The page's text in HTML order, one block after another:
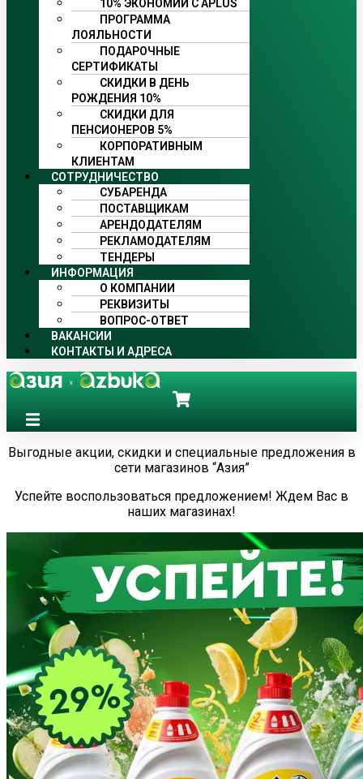
10% ЭКОНОМИИ С APLUS
ПРОГРАММА
ЛОЯЛЬНОСТИ
ПОДАРОЧНЫЕ
СЕРТИФИКАТЫ
СКИДКИ В ДЕНЬ
РОЖДЕНИЯ 10%
СКИДКИ ДЛЯ
ПЕНСИОНЕРОВ 5%
КОРПОРАТИВНЫМ
КЛИЕНТАМ
СОТРУДНИЧЕСТВО
СУБАРЕНДА
ПОСТАВЩИКАМ
АРЕНДОДАТЕЛЯМ
РЕКЛАМОДАТЕЛЯМ
ТЕНДЕРЫ
ИНФОРМАЦИЯ
О КОМПАНИИ
РЕКВИЗИТЫ
ВОПРОС-ОТВЕТ
ВАКАНСИИ
КОНТАКТЫ И АДРЕСА
Выгодные акции, скидки и специальные предложения в
сети магазинов “Азия”
Успейте воспользоваться предложением! Ждем Вас в
наших магазинах!